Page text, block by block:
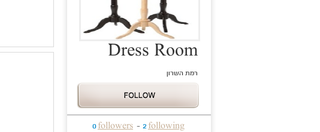
Dress Room
רמת השרון
2 following
-
0 followers